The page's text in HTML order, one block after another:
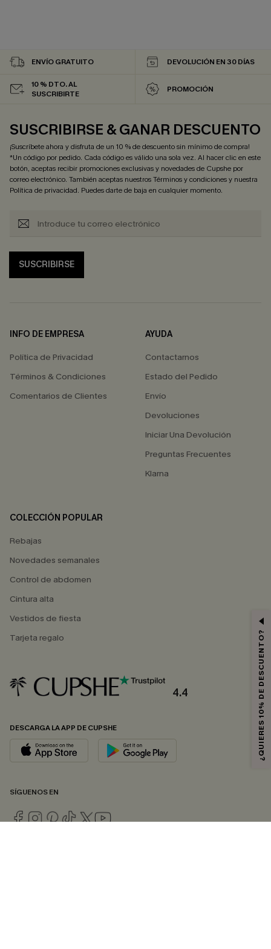
ENVÍO GRATUITO DEVOLUCIÓN EN 30 DÍAS
10 % DTO. AL
SUSCRIBIRTE
PROMOCIÓN
SUSCRIBIRSE & GANAR DESCUENTO
¡Suscríbete ahora y disfruta de un 10 % de descuento sin mínimo de compra!
*Un código por pedido. Cada código es válido una sola vez. Al hacer clic en este
botón, aceptas recibir promociones exclusivas y novedades de Cupshe por
correo electrónico. También aceptas nuestrosTérminos y condicionesy nuestra
Política de privacidad. Puedes darte de baja en cualquier momento.
SUSCRIBIRSE
INFO DE EMPRESA
Política de Privacidad
Términos & Condiciones
Comentarios de Clientes
AYUDA
Contactarnos
Estado del Pedido
Envío
Devoluciones
Iniciar Una Devolución
Preguntas Frecuentes
Klarna
COLECCIÓN POPULAR
Rebajas
Novedades semanales
Control de abdomen
Cintura alta
Vestidos de fiesta
Tarjeta regalo
4.4
DESCARGA LA APP DE CUPSHE
SÍGUENOS EN
¿QUIERES 10% DE DESCUENTO?